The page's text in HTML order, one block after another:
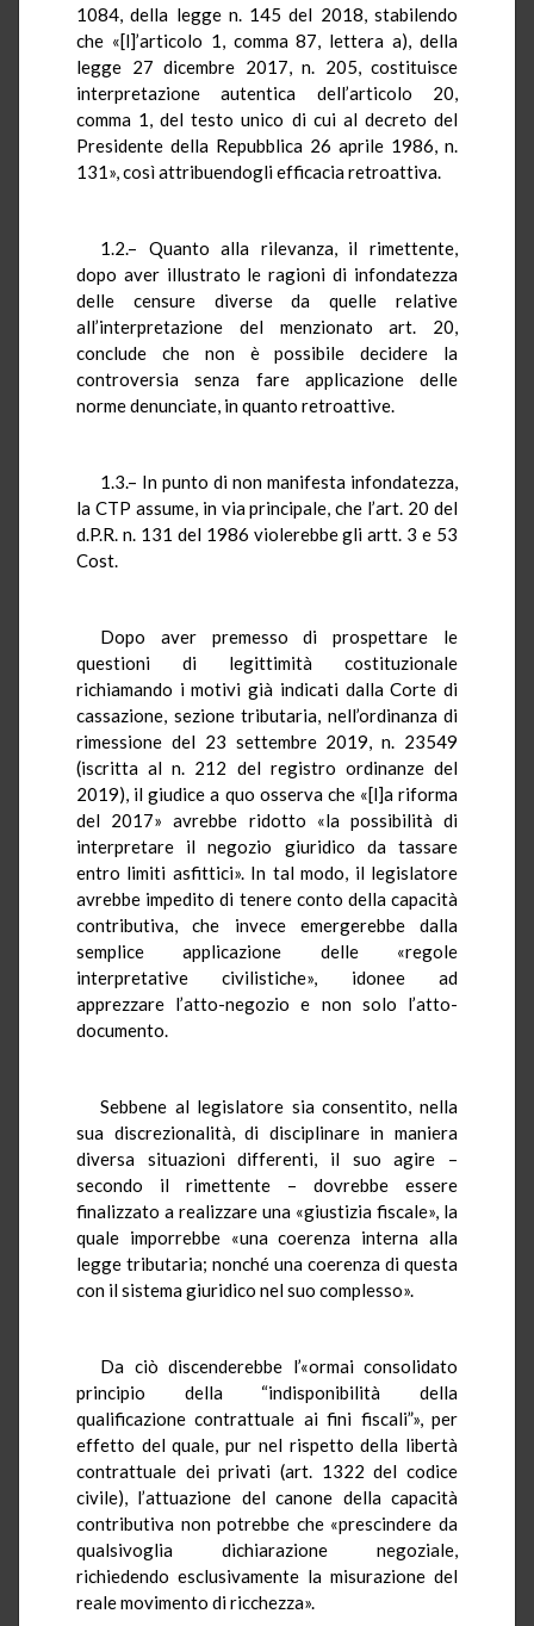
1084, della legge n. 145 del 2018, stabilendo
che «[l]’articolo 1, comma 87, lettera a), della
legge 27 dicembre 2017, n. 205, costituisce
interpretazione autentica dell’articolo 20,
comma 1, del testo unico di cui al decreto del
Presidente della Repubblica 26 aprile 1986, n.
131», così attribuendogli efficacia retroattiva.
1.2.– Quanto alla rilevanza, il rimettente,
dopo aver illustrato le ragioni di infondatezza
delle censure diverse da quelle relative
all’interpretazione del menzionato art. 20,
conclude che non è possibile decidere la
controversia senza fare applicazione delle
norme denunciate, in quanto retroattive.
1.3.– In punto di non manifesta infondatezza,
la CTP assume, in via principale, che l’art. 20 del
d.P.R. n. 131 del 1986 violerebbe gli artt. 3 e 53
Cost.
Dopo aver premesso di prospettare le
questioni di legittimità costituzionale
richiamando i motivi già indicati dalla Corte di
cassazione, sezione tributaria, nell’ordinanza di
rimessione del 23 settembre 2019, n. 23549
(iscritta al n. 212 del registro ordinanze del
2019), il giudice a quo osserva che «[l]a riforma
del 2017» avrebbe ridotto «la possibilità di
interpretare il negozio giuridico da tassare
entro limiti asfittici». In tal modo, il legislatore
avrebbe impedito di tenere conto della capacità
contributiva, che invece emergerebbe dalla
semplice applicazione delle «regole
interpretative civilistiche», idonee ad
apprezzare l’atto-negozio e non solo l’atto-
documento.
Sebbene al legislatore sia consentito, nella
sua discrezionalità, di disciplinare in maniera
diversa situazioni differenti, il suo agire –
secondo il rimettente – dovrebbe essere
finalizzato a realizzare una «giustizia fiscale», la
quale imporrebbe «una coerenza interna alla
legge tributaria; nonché una coerenza di questa
con il sistema giuridico nel suo complesso».
Da ciò discenderebbe l’«ormai consolidato
principio della “indisponibilità della
qualificazione contrattuale ai fini fiscali”», per
effetto del quale, pur nel rispetto della libertà
contrattuale dei privati (art. 1322 del codice
civile), l’attuazione del canone della capacità
contributiva non potrebbe che «prescindere da
qualsivoglia dichiarazione negoziale,
richiedendo esclusivamente la misurazione del
reale movimento di ricchezza».